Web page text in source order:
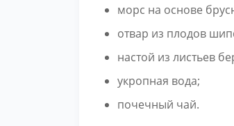
морс на основе
отвар из плодов
настой из листьев
укропная вода;
почечный чай.